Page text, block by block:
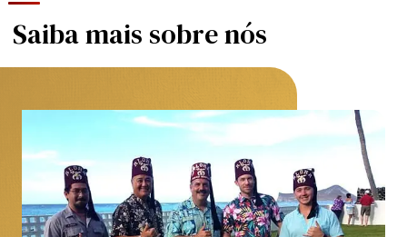
Saiba mais sobre nós